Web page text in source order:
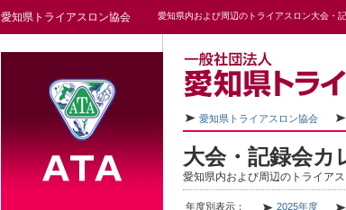
愛知県トライアスロン協会 愛知県内および周辺のトライアスロン大会・
愛知県トライアスロン協会
大会・記録会
愛知県内および周辺のトライア
年度別表示： 2025年度